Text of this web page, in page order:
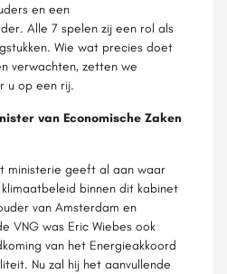
en een
Alle 7 spelen zij een rol als
Wie wat precies doet
verwachten, zetten we
u op een rij.
van Economische Zaken
ministerie geeft al aan waar
binnen dit kabinet
van Amsterdam en
VNG was Eric Wiebes ook
van het Energieakkoord
Nu zal hij het aanvullende